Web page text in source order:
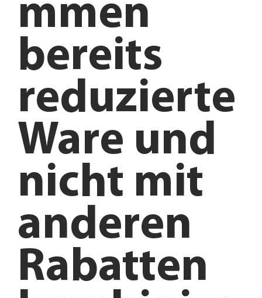
mmen
bereits
reduzierte
Ware und
nicht mit
anderen
Rabatten